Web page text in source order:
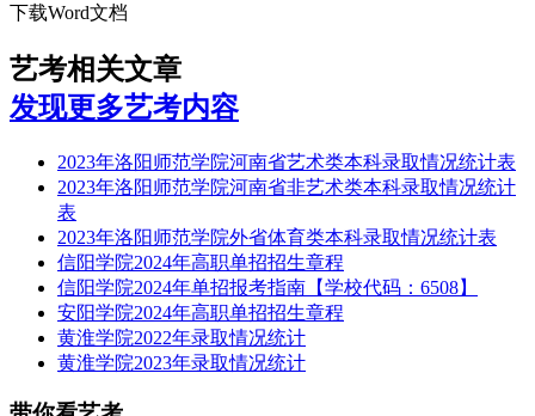
下载Word文档
艺考相关文章
发现更多艺考内容
2023年洛阳师范学院河南省艺术类本科录取情况统计表
2023年洛阳师范学院河南省非艺术类本科录取情况统计
表
2023年洛阳师范学院外省体育类本科录取情况统计表
信阳学院2024年高职单招招生章程
信阳学院2024年单招报考指南【学校代码：6508】
安阳学院2024年高职单招招生章程
黄淮学院2022年录取情况统计
黄淮学院2023年录取情况统计